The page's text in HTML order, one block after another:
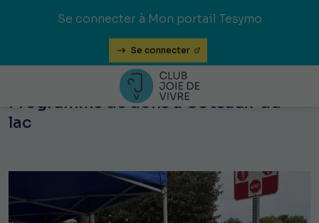
Se connecter à Mon portail Tesymo
Se connecter
Programme de dons à Coteaux-du-
lac